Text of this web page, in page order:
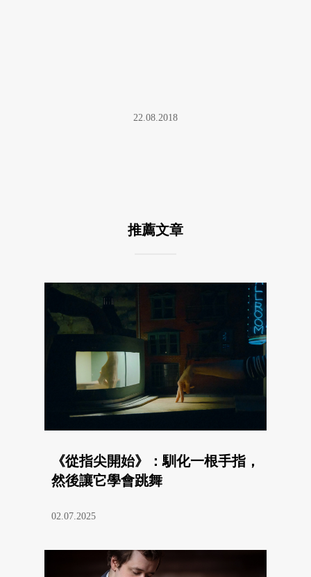
22.08.2018
推薦文章
《從指尖開始》：馴化一根手指，
然後讓它學會跳舞
02.07.2025